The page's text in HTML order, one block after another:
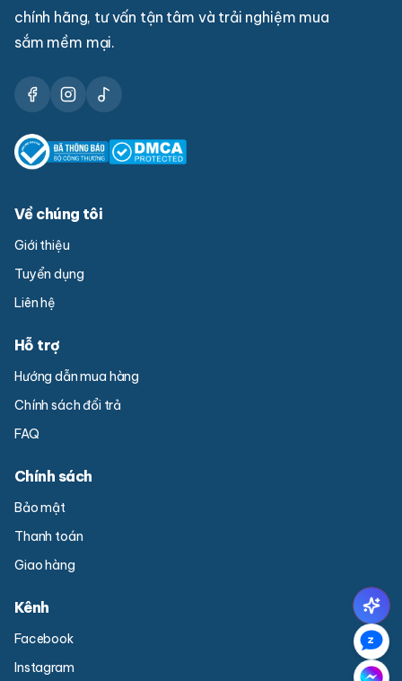
chính hãng, tư vấn tận tâm và trải nghiệm mua
sắm mềm mại.
Về chúng tôi
Giới thiệu
Tuyển dụng
Liên hệ
Hỗ trợ
Hướng dẫn mua hàng
Chính sách đổi trả
FAQ
Chính sách
Bảo mật
Thanh toán
Giao hàng
Kênh
Facebook
Instagram